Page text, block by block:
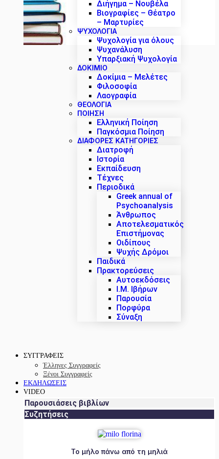
Διήγημα – Νουβέλα
Βιογραφίες – Θέατρο
– Μαρτυρίες
ΨΥΧΟΛΟΓΙΑ
Ψυχολογία για όλους
Ψυχανάλυση
Υπαρξιακή Ψυχολογία
ΔΟΚΊΜΙΟ
Δοκίμια – Μελέτες
Φιλοσοφία
Λαογραφία
ΘΕΟΛΟΓΙΑ
ΠΟΙΗΣΗ
Ελληνική Ποίηση
Παγκόσμια Ποίηση
ΔΙΑΦΟΡΕΣ ΚΑΤΗΓΟΡΙΕΣ
Διατροφή
Ιστορία
Εκπαίδευση
Τέχνες
Περιοδικά
Greek annual of
Psychoanalysis
Άνθρωπος
Αποτελεσματικός
Επιστήμονας
Οιδίπους
Ψυχής Δρόμοι
Παιδικά
Πρακτoρεύσεις
Αυτοεκδόσεις
Ι.Μ. Ιβήρων
Παρουσία
Πορφύρα
Σύναξη
ΣΥΓΓΡΑΦΕΙΣ
Έλληνες Συγγραφείς
Ξένοι Συγγραφείς
ΕΚΔΗΛΩΣΕΙΣ
VIDEO
Παρουσιάσεις βιβλίων
Συζητήσεις
Το μήλο πάνω από τη μηλιά